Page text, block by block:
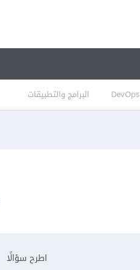
DevOps البرامج والتطبيقات
اطرح سؤالًا